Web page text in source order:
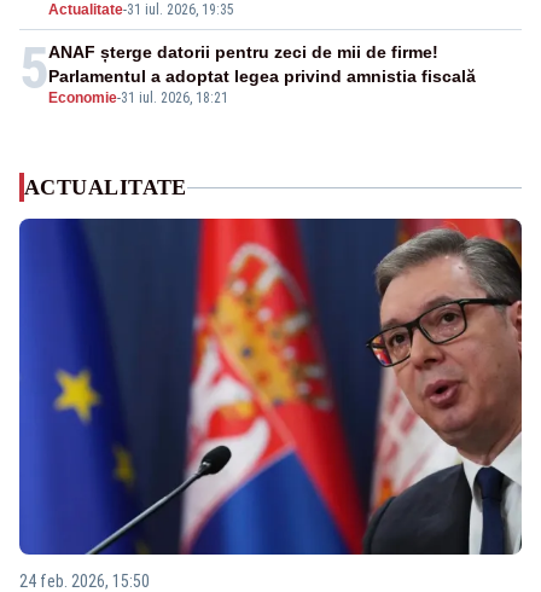
Actualitate-31 iul. 2026, 19:35
5 Economie-31 iul. 2026, 18:21
ANAF șterge datorii pentru zeci de mii de firme!
Parlamentul a adoptat legea privind amnistia fiscală
ACTUALITATE
24 feb. 2026, 15:50